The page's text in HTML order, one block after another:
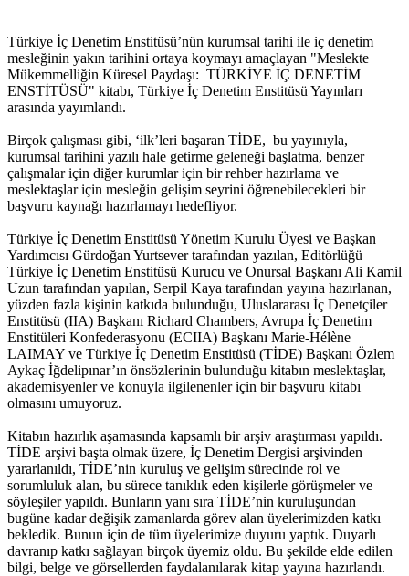
Türkiye İç Denetim Enstitüsü’nün kurumsal tarihi ile iç denetim
mesleğinin yakın tarihini ortaya koymayı amaçlayan "Meslekte
Mükemmelliğin Küresel Paydaşı: TÜRKİYE İÇ DENETİM
ENSTİTÜSÜ" kitabı, Türkiye İç Denetim Enstitüsü Yayınları
arasında yayımlandı.
Birçok çalışması gibi, ‘ilk’leri başaran TİDE, bu yayınıyla,
kurumsal tarihini yazılı hale getirme geleneği başlatma, benzer
çalışmalar için diğer kurumlar için bir rehber hazırlama ve
meslektaşlar için mesleğin gelişim seyrini öğrenebilecekleri bir
başvuru kaynağı hazırlamayı hedefliyor.
Türkiye İç Denetim Enstitüsü Yönetim Kurulu Üyesi ve Başkan
Yardımcısı Gürdoğan Yurtsever tarafından yazılan, Editörlüğü
Türkiye İç Denetim Enstitüsü Kurucu ve Onursal Başkanı Ali Kamil
Uzun tarafından yapılan, Serpil Kaya tarafından yayına hazırlanan,
yüzden fazla kişinin katkıda bulunduğu, Uluslararası İç Denetçiler
Enstitüsü (IIA) Başkanı Richard Chambers, Avrupa İç Denetim
Enstitüleri Konfederasyonu (ECIIA) Başkanı Marie-Hélène
LAIMAY ve Türkiye İç Denetim Enstitüsü (TİDE) Başkanı Özlem
Aykaç İğdelipınar’ın önsözlerinin bulunduğu kitabın meslektaşlar,
akademisyenler ve konuyla ilgilenenler için bir başvuru kitabı
olmasını umuyoruz.
Kitabın hazırlık aşamasında kapsamlı bir arşiv araştırması yapıldı.
TİDE arşivi başta olmak üzere, İç Denetim Dergisi arşivinden
yararlanıldı, TİDE’nin kuruluş ve gelişim sürecinde rol ve
sorumluluk alan, bu sürece tanıklık eden kişilerle görüşmeler ve
söyleşiler yapıldı. Bunların yanı sıra TİDE’nin kuruluşundan
bugüne kadar değişik zamanlarda görev alan üyelerimizden katkı
bekledik. Bunun için de tüm üyelerimize duyuru yaptık. Duyarlı
davranıp katkı sağlayan birçok üyemiz oldu. Bu şekilde elde edilen
bilgi, belge ve görsellerden faydalanılarak kitap yayına hazırlandı.